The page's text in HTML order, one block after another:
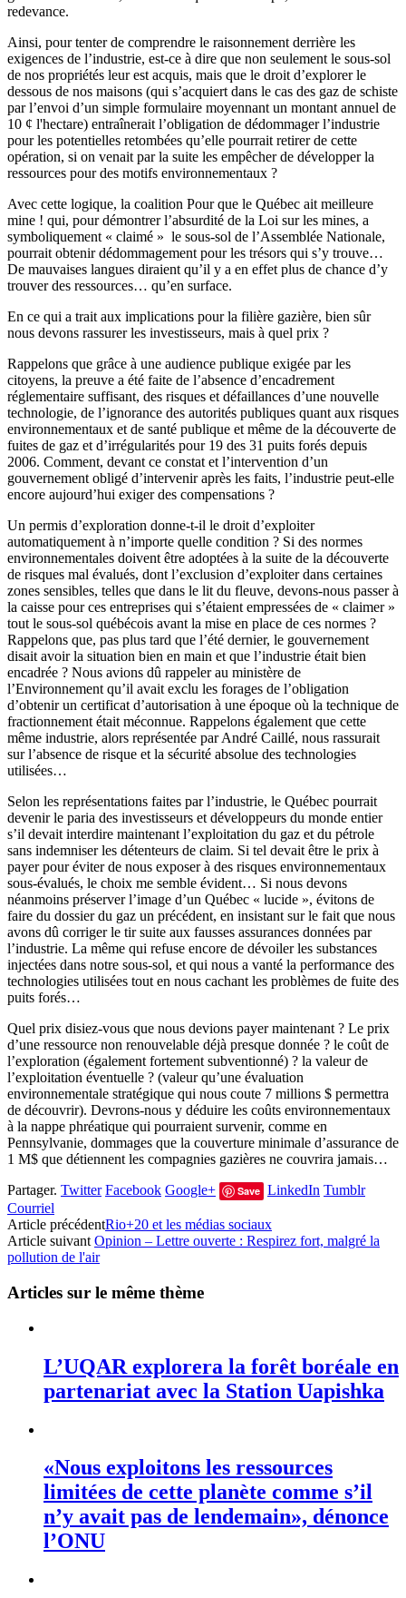
redevance.
Ainsi, pour tenter de comprendre le raisonnement derrière les
exigences de l’industrie, est-ce à dire que non seulement le sous-sol
de nos propriétés leur est acquis, mais que le droit d’explorer le
dessous de nos maisons (qui s’acquiert dans le cas des gaz de schiste
par l’envoi d’un simple formulaire moyennant un montant annuel de
10 ¢ l'hectare) entraînerait l’obligation de dédommager l’industrie
pour les potentielles retombées qu’elle pourrait retirer de cette
opération, si on venait par la suite les empêcher de développer la
ressources pour des motifs environnementaux ?
Avec cette logique, la coalition Pour que le Québec ait meilleure
mine ! qui, pour démontrer l’absurdité de la Loi sur les mines, a
symboliquement « claimé » le sous-sol de l’Assemblée Nationale,
pourrait obtenir dédommagement pour les trésors qui s’y trouve…
De mauvaises langues diraient qu’il y a en effet plus de chance d’y
trouver des ressources… qu’en surface.
En ce qui a trait aux implications pour la filière gazière, bien sûr
nous devons rassurer les investisseurs, mais à quel prix ?
Rappelons que grâce à une audience publique exigée par les
citoyens, la preuve a été faite de l’absence d’encadrement
réglementaire suffisant, des risques et défaillances d’une nouvelle
technologie, de l’ignorance des autorités publiques quant aux risques
environnementaux et de santé publique et même de la découverte de
fuites de gaz et d’irrégularités pour 19 des 31 puits forés depuis
2006. Comment, devant ce constat et l’intervention d’un
gouvernement obligé d’intervenir après les faits, l’industrie peut-elle
encore aujourd’hui exiger des compensations ?
Un permis d’exploration donne-t-il le droit d’exploiter
automatiquement à n’importe quelle condition ? Si des normes
environnementales doivent être adoptées à la suite de la découverte
de risques mal évalués, dont l’exclusion d’exploiter dans certaines
zones sensibles, telles que dans le lit du fleuve, devons-nous passer à
la caisse pour ces entreprises qui s’étaient empressées de « claimer »
tout le sous-sol québécois avant la mise en place de ces normes ?
Rappelons que, pas plus tard que l’été dernier, le gouvernement
disait avoir la situation bien en main et que l’industrie était bien
encadrée ? Nous avions dû rappeler au ministère de
l’Environnement qu’il avait exclu les forages de l’obligation
d’obtenir un certificat d’autorisation à une époque où la technique de
fractionnement était méconnue. Rappelons également que cette
même industrie, alors représentée par André Caillé, nous rassurait
sur l’absence de risque et la sécurité absolue des technologies
utilisées…
Selon les représentations faites par l’industrie, le Québec pourrait
devenir le paria des investisseurs et développeurs du monde entier
s’il devait interdire maintenant l’exploitation du gaz et du pétrole
sans indemniser les détenteurs de claim. Si tel devait être le prix à
payer pour éviter de nous exposer à des risques environnementaux
sous-évalués, le choix me semble évident… Si nous devons
néanmoins préserver l’image d’un Québec « lucide », évitons de
faire du dossier du gaz un précédent, en insistant sur le fait que nous
avons dû corriger le tir suite aux fausses assurances données par
l’industrie. La même qui refuse encore de dévoiler les substances
injectées dans notre sous-sol, et qui nous a vanté la performance des
technologies utilisées tout en nous cachant les problèmes de fuite des
puits forés…
Quel prix disiez-vous que nous devions payer maintenant ? Le prix
d’une ressource non renouvelable déjà presque donnée ? le coût de
l’exploration (également fortement subventionné) ? la valeur de
l’exploitation éventuelle ? (valeur qu’une évaluation
environnementale stratégique qui nous coute 7 millions $ permettra
de découvrir). Devrons-nous y déduire les coûts environnementaux
à la nappe phréatique qui pourraient survenir, comme en
Pennsylvanie, dommages que la couverture minimale d’assurance de
1 M$ que détiennent les compagnies gazières ne couvrira jamais…
Partager. Twitter Facebook Google+ Save LinkedIn Tumblr
Courriel
Article précédentRio+20 et les médias sociaux
Article suivant Opinion – Lettre ouverte : Respirez fort, malgré la
pollution de l'air
Articles sur le même thème
L’UQAR explorera la forêt boréale en
partenariat avec la Station Uapishka
«Nous exploitons les ressources
limitées de cette planète comme s’il
n’y avait pas de lendemain», dénonce
l’ONU